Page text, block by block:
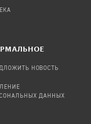
НОВОСТЬ
ДАННЫХ